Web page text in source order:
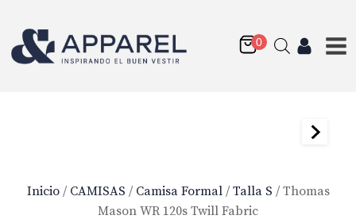
Inicio/ CAMISAS / Camisa Formal/ Talla S / Thomas
Mason WR 120s Twill Fabric